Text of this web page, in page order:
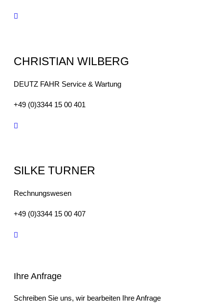
CHRISTIAN WILBERG
DEUTZ FAHR Service & Wartung
+49 (0)3344 15 00 401
SILKE TURNER
Rechnungswesen
+49 (0)3344 15 00 407
Ihre Anfrage
Schreiben Sie uns, wir bearbeiten Ihre Anfrage